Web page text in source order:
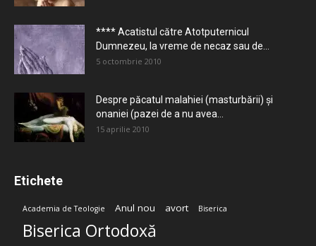
**** Acatistul către Atotputernicul
Dumnezeu, la vreme de necaz sau de...
5 octombrie 2010
Despre păcatul malahiei (masturbării) şi
onaniei (pazei de a nu avea...
15 aprilie 2010
Etichete
Academia de Teologie Anul nou avort Biserica
Biserica Ortodoxă